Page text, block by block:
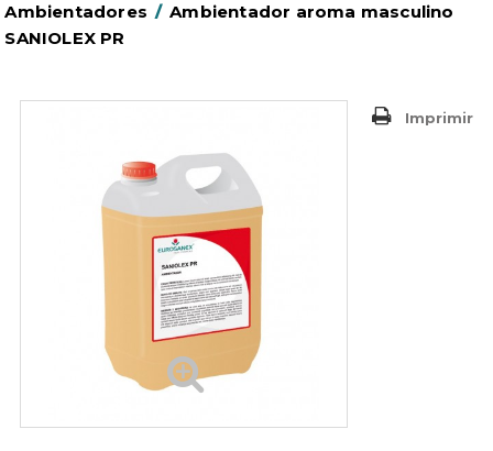
Ambientadores / Ambientador aroma masculino
SANIOLEX PR
Imprimir